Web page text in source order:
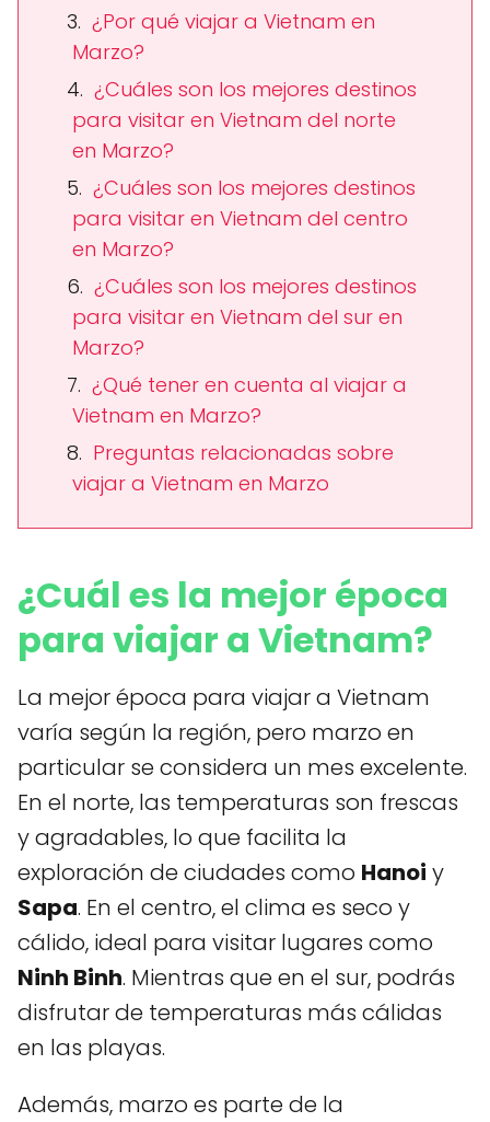
¿Por qué viajar a Vietnam en
Marzo?
¿Cuáles son los mejores destinos
para visitar en Vietnam del norte
en Marzo?
¿Cuáles son los mejores destinos
para visitar en Vietnam del centro
en Marzo?
¿Cuáles son los mejores destinos
para visitar en Vietnam del sur en
Marzo?
¿Qué tener en cuenta al viajar a
Vietnam en Marzo?
Preguntas relacionadas sobre
viajar a Vietnam en Marzo
¿Cuál es la mejor época
para viajar a Vietnam?
La mejor época para viajar a Vietnam
varía según la región, pero marzo en
particular se considera un mes excelente.
En el norte, las temperaturas son frescas
y agradables, lo que facilita la
exploración de ciudades como Hanoi y
Sapa. En el centro, el clima es seco y
cálido, ideal para visitar lugares como
Ninh Binh. Mientras que en el sur, podrás
disfrutar de temperaturas más cálidas
en las playas.
Además, marzo es parte de la